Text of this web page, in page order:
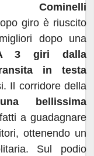
Cominelli
giro è riuscito
dopo una
3 giri dalla
in testa
Il corridore della
bellissima
a guadagnare
ottenendo un
Sul podio